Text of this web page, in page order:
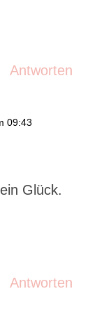
Antworten
09:43
Glück.
Antworten